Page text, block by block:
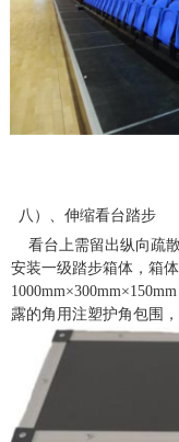
八）、伸缩看台踏步
看台上需留出纵向疏
安装一级踏步箱体，箱
露的角用注塑护角包围